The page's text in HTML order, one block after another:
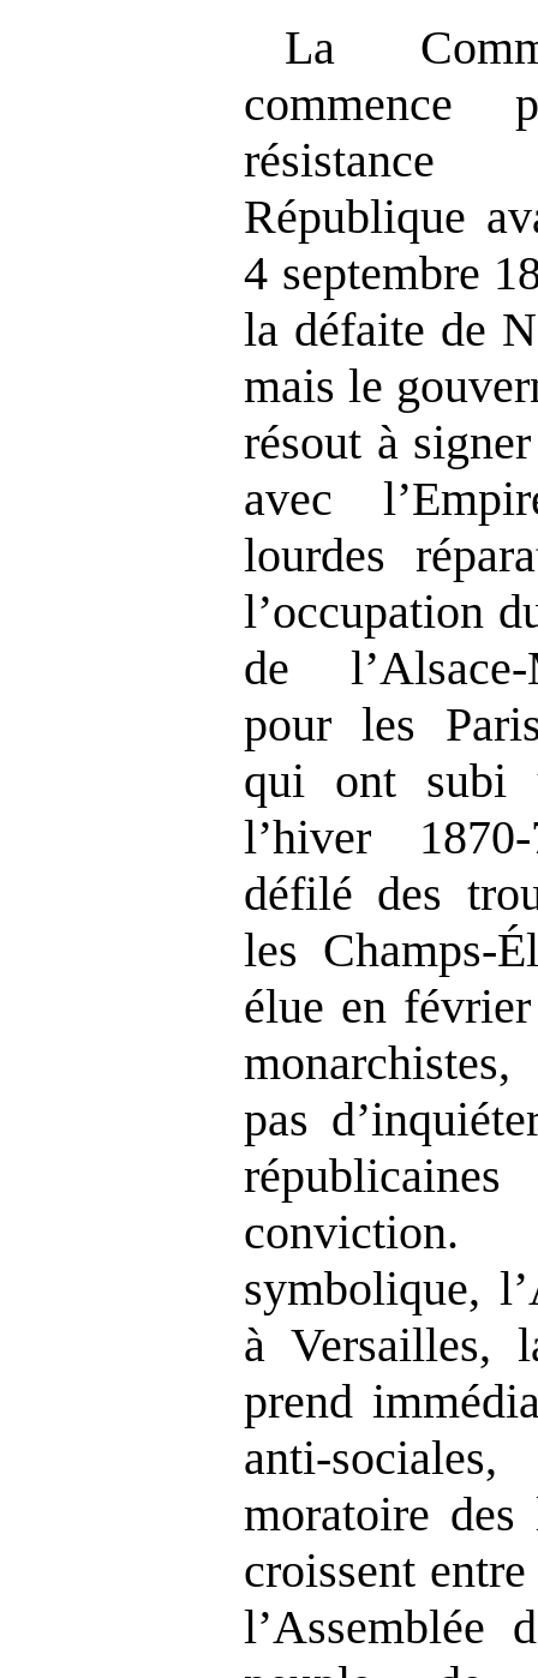
La
République
4 septembre
la défaite de
mais le
résout à
avec
lourdes
l’occupation
de
pour les
qui ont subi
l’hiver
défilé des
les
élue en
pas
symbolique,
à Versailles,
prend
moratoire des
croissent
l’Assemblée